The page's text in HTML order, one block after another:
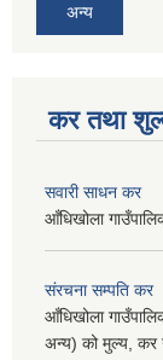
अन्य
कर तथा
सवारी साधन कर
आँधिखोला
संरचना सम्पति कर
आँधिखोला
अन्य) को मुल्य, कर